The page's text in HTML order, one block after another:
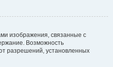
изображения, связанные с
Возможность
разрешений, установленных